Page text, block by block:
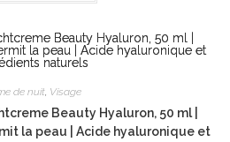
de nuit, Visage
Beauty Hyaluron, 50 ml |
la peau | Acide hyaluronique et